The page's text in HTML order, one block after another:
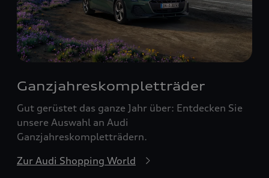
Ganzjahreskomplett­räder
Gut gerüstet das ganze Jahr über: Entdecken Sie
unsere Auswahl an Audi
Ganzjahreskompletträdern.
Zur Audi Shopping World